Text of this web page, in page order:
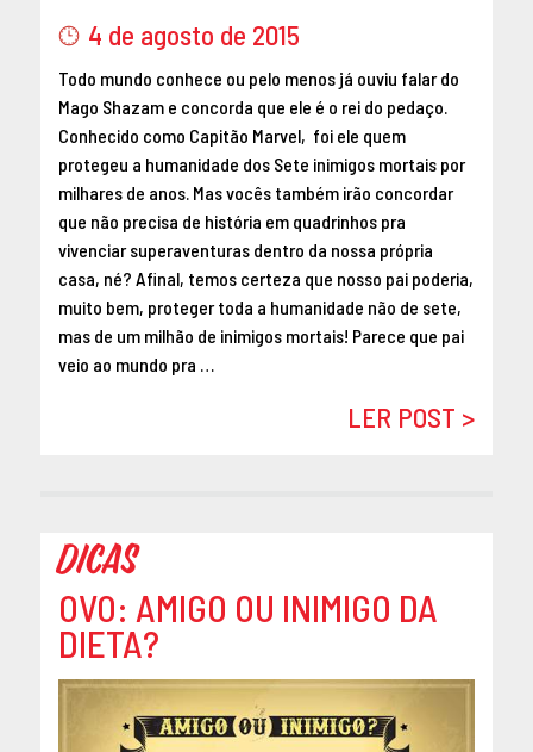
MAIO 2016
MARÇO 2016
FEVEREIRO 2016
JANEIRO 2016
DEZEMBRO 2015
NOVEMBRO 2015
OUTUBRO 2015
SETEMBRO 2015
SETEMBRO 2014
MAIO 2014
ABRIL 2014
4 de agosto de 2015
Todo mundo conhece ou pelo menos já ouviu falar do
Mago Shazam e concorda que ele é o rei do pedaço.
Conhecido como Capitão Marvel, foi ele quem
protegeu a humanidade dos Sete inimigos mortais por
milhares de anos. Mas vocês também irão concordar
que não precisa de história em quadrinhos pra
vivenciar superaventuras dentro da nossa própria
casa, né? Afinal, temos certeza que nosso pai poderia,
muito bem, proteger toda a humanidade não de sete,
mas de um milhão de inimigos mortais! Parece que pai
veio ao mundo pra …
LER POST >
Dicas
OVO: AMIGO OU INIMIGO DA
DIETA?